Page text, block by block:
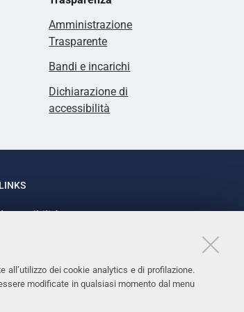
all’utilizzo dei cookie analytics e di profilazione.
modificate in qualsiasi momento dal menu
Amministrazione
Trasparente
Bandi e incarichi
Dichiarazione di
accessibilità
LINKS